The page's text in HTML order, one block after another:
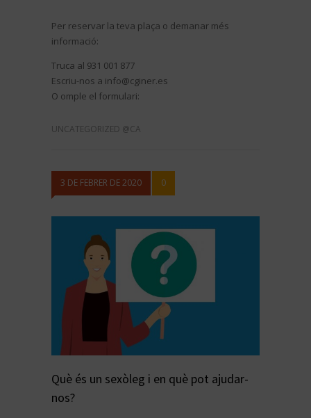
Per reservar la teva plaça o demanar més
informació:
Truca al 931 001 877
Escriu-nos a info@cginer.es
O omple el formulari:
UNCATEGORIZED @CA
3 DE FEBRER DE 2020 0
Què és un sexòleg i en què pot ajudar-
nos?